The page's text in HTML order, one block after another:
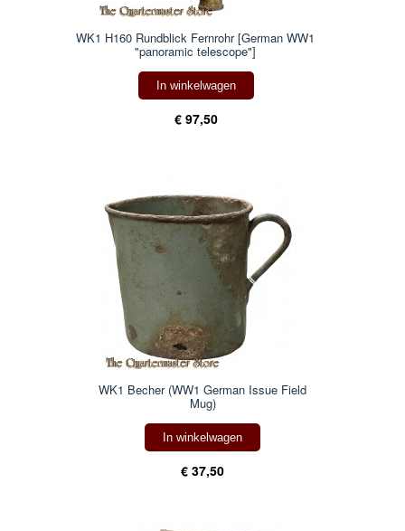
WK1 H160 Rundblick Fernrohr [German WW1
"panoramic telescope"]
In winkelwagen
€ 97,50
WK1 Becher (WW1 German Issue Field
Mug)
In winkelwagen
€ 37,50